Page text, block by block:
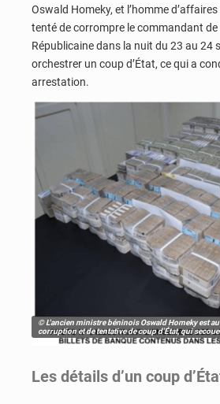
Oswald Homeky, et l’homme
tenté de corrompre le commandant de
Républicaine dans la nuit du 23 au 24
orchestrer un coup d’État, ce qui a
arrestation.
© L'ancien ministre béninois Oswald Homeky est
corruption et de tentative de coup d'État, qui
Les détails d’un coup